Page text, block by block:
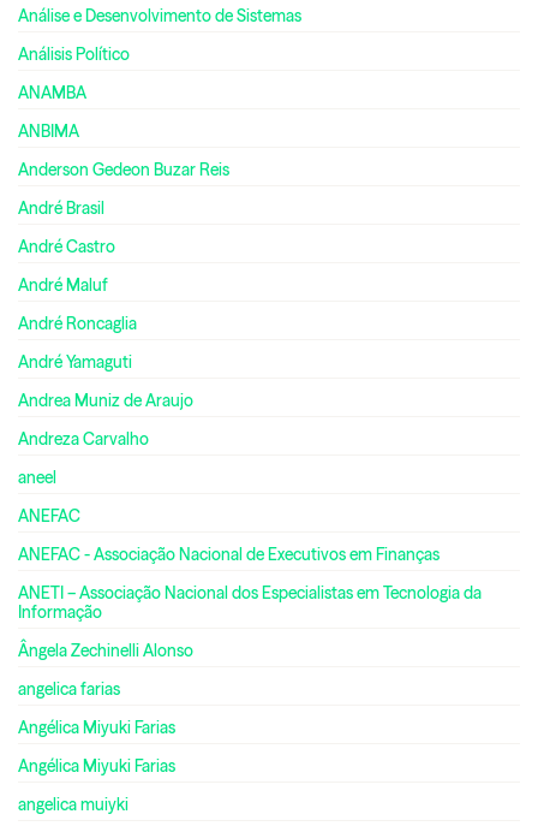
Análise e Desenvolvimento de Sistemas
Análisis Político
ANAMBA
ANBIMA
Anderson Gedeon Buzar Reis
André Brasil
André Castro
André Maluf
André Roncaglia
André Yamaguti
Andrea Muniz de Araujo
Andreza Carvalho
aneel
ANEFAC
ANEFAC - Associação Nacional de Executivos em Finanças
ANETI – Associação Nacional dos Especialistas em Tecnologia da
Informação
Ângela Zechinelli Alonso
angelica farias
Angélica Miyuki Farias
Angélica Miyuki Farias
angelica muiyki